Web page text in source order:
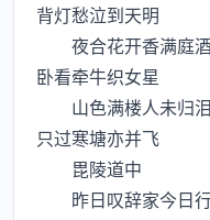
背灯愁泣到天明
夜合花开香满庭酒
卧看牵牛织女星
山色满楼人未归泪
只过寒塘亦并飞
毘陵道中
昨日叹辞家今日行